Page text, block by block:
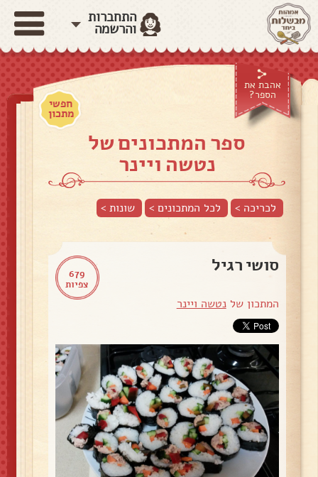
התחברות
והרשמה
אהבת את
הספר?
חפשי
מתכון
ספר המתכונים של
נטשה ויינר
לכריכה > לכל המתכונים > שונות >
679
צפיות
סושי רגיל
המתכון שלנטשה ויינר